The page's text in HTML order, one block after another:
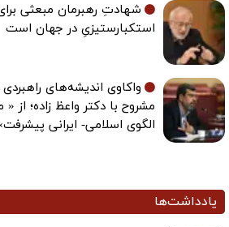
شهادتِ رهبرمان مبعثی
استکبارستیزیِ در جهان است
واکاوی اندیشه‌های
مشروح با دکتر واعظ زاده؛ از
الگوی اسلامی- ایرانی
یادداشت‌ها